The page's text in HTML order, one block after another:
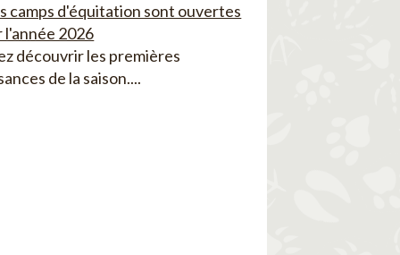
camps d'équitation sont ouvertes
l'année 2026
découvrir les premières
de la saison....